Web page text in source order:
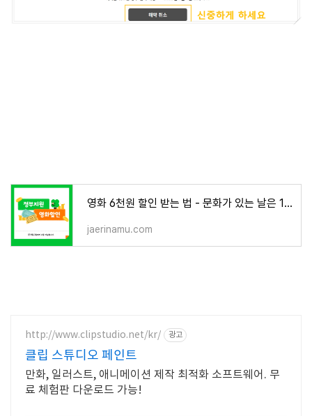
영화 6천원 할인 받는 법 - 문화가 있는 날은 1천원
jaerinamu.com
http://www.clipstudio.net/kr/ 광고
클립 스튜디오 페인트
만화, 일러스트, 애니메이션 제작 최적화 소프트웨어. 무
료 체험판 다운로드 가능!